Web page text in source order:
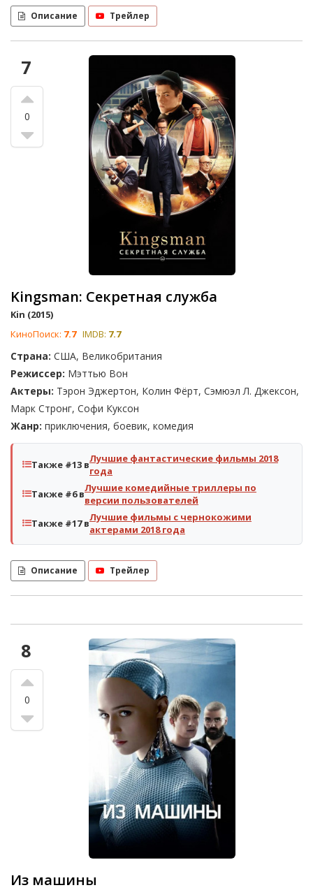
Описание Трейлер
7
0
Kingsman: Секретная служба
Kin (2015)
КиноПоиск: 7.7 IMDB: 7.7
Страна: США, Великобритания
Режиссер: Мэттью Вон
Актеры: Тэрон Эджертон, Колин Фёрт, Сэмюэл Л. Джексон,
Марк Стронг, Софи Куксон
Жанр: приключения, боевик, комедия
Также #13 вЛучшие фантастические фильмы 2018
года
Также #6 вЛучшие комедийные триллеры по
версии пользователей
Также #17 вЛучшие фильмы с чернокожими
актерами 2018 года
Описание Трейлер
8
0
Из машины